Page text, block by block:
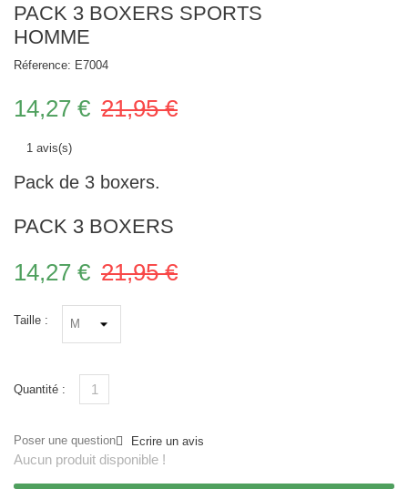
PACK 3 BOXERS SPORTS
HOMME
Réference: E7004
14,27 € 21,95 €
1 avis(s)
Pack de 3 boxers.
PACK 3 BOXERS
14,27 € 21,95 €
Taille :
Quantité :
Poser une question Ecrire un avis
Aucun produit disponible !